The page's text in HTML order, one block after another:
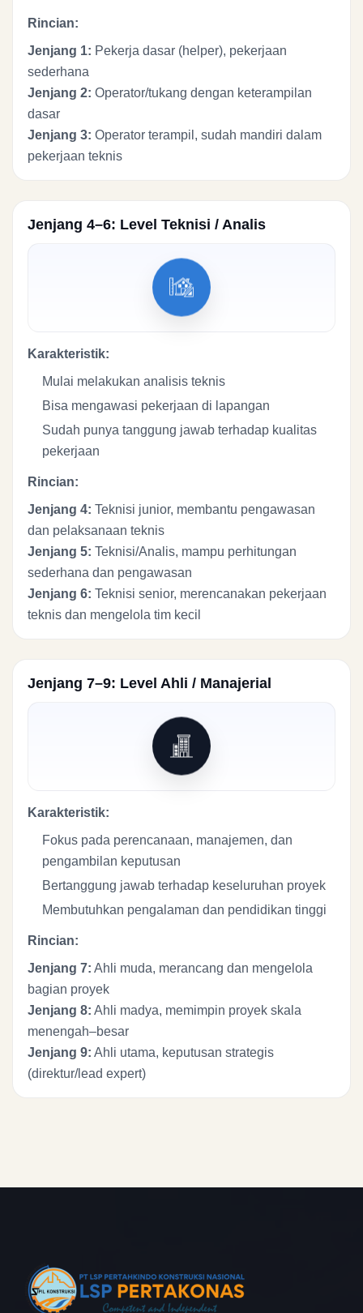
Rincian:
Jenjang 1: Pekerja dasar (helper), pekerjaan
sederhana
Jenjang 2: Operator/tukang dengan keterampilan
dasar
Jenjang 3: Operator terampil, sudah mandiri dalam
pekerjaan teknis
Jenjang 4–6: Level Teknisi / Analis
Karakteristik:
Mulai melakukan analisis teknis
Bisa mengawasi pekerjaan di lapangan
Sudah punya tanggung jawab terhadap kualitas
pekerjaan
Rincian:
Jenjang 4: Teknisi junior, membantu pengawasan
dan pelaksanaan teknis
Jenjang 5: Teknisi/Analis, mampu perhitungan
sederhana dan pengawasan
Jenjang 6: Teknisi senior, merencanakan pekerjaan
teknis dan mengelola tim kecil
Jenjang 7–9: Level Ahli / Manajerial
Karakteristik:
Fokus pada perencanaan, manajemen, dan
pengambilan keputusan
Bertanggung jawab terhadap keseluruhan proyek
Membutuhkan pengalaman dan pendidikan tinggi
Rincian:
Jenjang 7: Ahli muda, merancang dan mengelola
bagian proyek
Jenjang 8: Ahli madya, memimpin proyek skala
menengah–besar
Jenjang 9: Ahli utama, keputusan strategis
(direktur/lead expert)